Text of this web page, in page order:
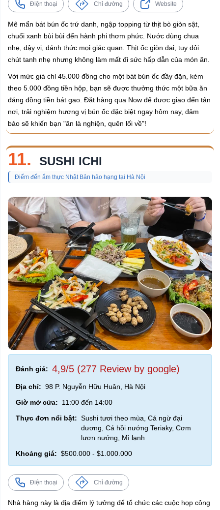
Điện thoại Chỉ đường Website
Mê mẩn bát bún ốc trứ danh, ngập topping từ thịt bò giòn sật,
chuối xanh bùi bùi đến hành phi thơm phức. Nước dùng chua
nhẹ, dậy vị, đánh thức mọi giác quan. Thịt ốc giòn dai, tuy đôi
chút tanh nhẹ nhưng không làm mất đi sức hấp dẫn của món ăn.
Với mức giá chỉ 45.000 đồng cho một bát bún ốc đầy đặn, kèm
theo 5.000 đồng tiền hộp, bạn sẽ được thưởng thức một bữa ăn
đáng đồng tiền bát gạo. Đặt hàng qua Now để được giao đến tận
nơi, trải nghiệm hương vị bún ốc đặc biệt ngay hôm nay, đảm
bảo sẽ khiến bạn "ăn là nghiện, quên lối về"!
11. SUSHI ICHI
Điểm đến ẩm thực Nhật Bản hảo hạng tại Hà Nội
Đánh giá: 4,9/5 (277 Review by google)
Địa chỉ: 98 P. Nguyễn Hữu Huân, Hà Nội
Giờ mở cửa:
11:00 đến 14:00
Thực đơn nổi bật: Sushi tươi theo mùa, Cá ngừ đại
dương, Cá hồi nướng Teriaky, Cơm
lươn nướng, Mì lạnh
Khoảng giá: $500.000 - $1.000.000
Điện thoại Chỉ đường
Nhà hàng này là địa điểm lý tưởng để tổ chức các cuộc họp công